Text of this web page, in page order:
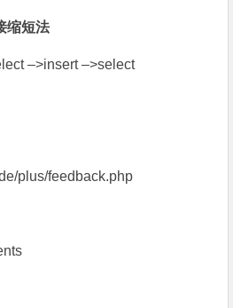
缩短法
–>insert –>select
plus/feedback.php